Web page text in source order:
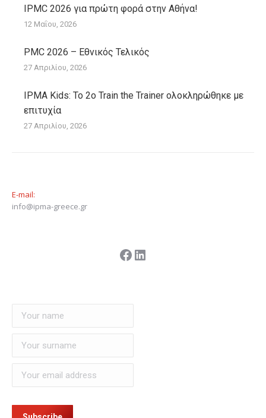
IPMC 2026 για πρώτη φορά στην Αθήνα!
12 Μαΐου, 2026
PMC 2026 – Εθνικός Τελικός
27 Απριλίου, 2026
IPMA Kids: Το 2ο Train the Trainer ολοκληρώθηκε με
επιτυχία
27 Απριλίου, 2026
E-mail:
info@ipma-greece.gr
Facebook
Linkedin